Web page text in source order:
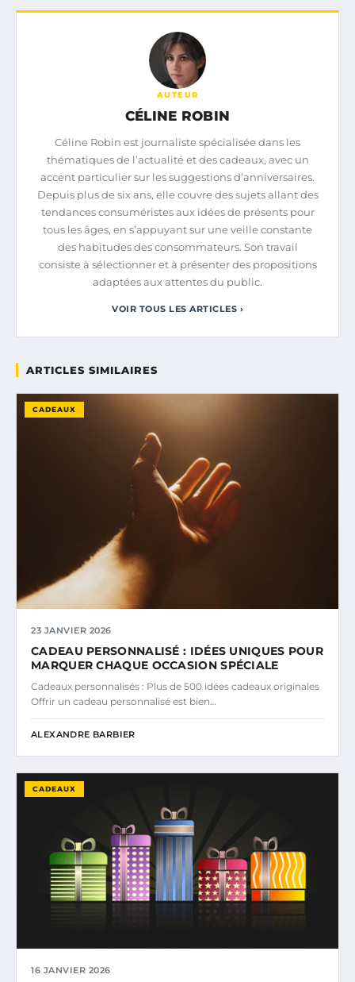
AUTEUR
CÉLINE ROBIN
Céline Robin est journaliste spécialisée dans les
thématiques de l’actualité et des cadeaux, avec un
accent particulier sur les suggestions d’anniversaires.
Depuis plus de six ans, elle couvre des sujets allant des
tendances consuméristes aux idées de présents pour
tous les âges, en s’appuyant sur une veille constante
des habitudes des consommateurs. Son travail
consiste à sélectionner et à présenter des propositions
adaptées aux attentes du public.
VOIR TOUS LES ARTICLES ›
ARTICLES SIMILAIRES
CADEAUX
23 JANVIER 2026
CADEAU PERSONNALISÉ : IDÉES UNIQUES POUR
MARQUER CHAQUE OCCASION SPÉCIALE
Cadeaux personnalisés : Plus de 500 idées cadeaux originales
Offrir un cadeau personnalisé est bien…
ALEXANDRE BARBIER
CADEAUX
16 JANVIER 2026